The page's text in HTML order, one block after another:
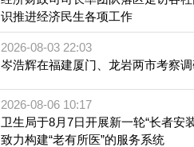
识推进经济民生各项工作
2026-08-03 22:03
岑浩辉在福建厦门、龙岩两市考察
2026-08-06 10:17
卫生局于8月7日开展新一轮“长者安
致力构建“老有所医”的服务系统